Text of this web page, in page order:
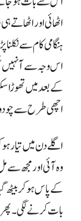
اٹھائی اور اٹھاتے
ہنگامی کام سے
اس وجہ سے آ
کے بعد میں تھوڑا
اچھی طرح سے
اگلے دن میں تیار ہو
وہ آئی اور مجھ سے
کے پاس ہو کر بیٹھ
بات کرنے لگی۔